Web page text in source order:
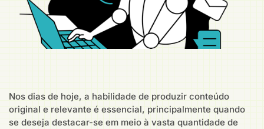
Nos dias de hoje, a habilidade de produzir conteúdo
original e relevante é essencial, principalmente quando
se deseja destacar-se em meio à vasta quantidade de